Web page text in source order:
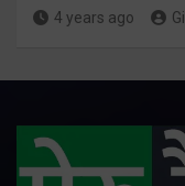
4 years ago